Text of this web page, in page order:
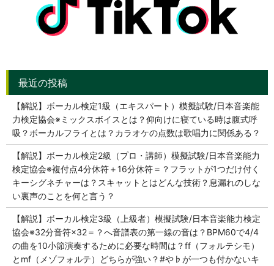
【解説】ボーカル検定1級（エキスパート）模擬試験/日本音楽能
力検定協会※ミックスボイスとは？仰向けに寝ている時は腹式呼
吸？ボーカルフライとは？カラオケの点数は歌唱力に関係ある？
【解説】ボーカル検定2級（プロ・講師）模擬試験/日本音楽能力
検定協会※複付点4分休符＋16分休符＝？フラットが1つだけ付く
キーシグネチャーは？スキャットとはどんな技術？息漏れのしな
い裏声のことを何と言う？
【解説】ボーカル検定3級（上級者）模擬試験/日本音楽能力検定
協会※32分音符×32＝？へ音譜表の第一線の音は？BPM60で4/4
の曲を10小節演奏するために必要な時間は？ff（フォルテシモ）
とmf（メゾフォルテ）どちらが強い？#や♭が一つも付かないキ